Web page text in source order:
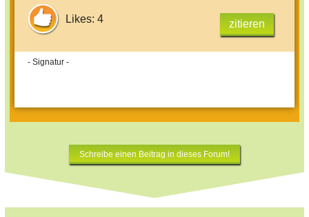
Likes: 4 zitieren
- Signatur -
Schreibe einen Beitrag in dieses Forum!